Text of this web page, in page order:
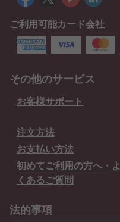
ご利用可能カード会社
その他のサービス
お客様サポート
注文方法
お支払い方法
初めてご利用の方へ・よ
くあるご質問
法的事項